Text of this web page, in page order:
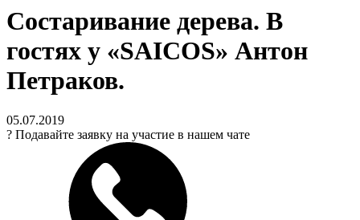
Состаривание дерева. В
гостях у «SAICOS» Антон
Петраков.
05.07.2019
? Подавайте заявку на участие в нашем чате